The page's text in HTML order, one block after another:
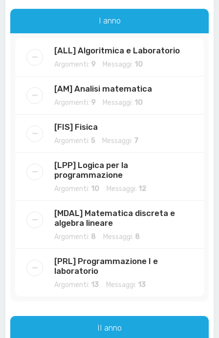
I anno
[ALL] Algoritmica e Laboratorio
Argomenti: 9 Messaggi: 10
[AM] Analisi matematica
Argomenti: 9 Messaggi: 10
[FIS] Fisica
Argomenti: 5 Messaggi: 7
[LPP] Logica per la
programmazione
Argomenti: 10 Messaggi: 12
[MDAL] Matematica discreta e
algebra lineare
Argomenti: 8 Messaggi: 8
[PRL] Programmazione I e
laboratorio
Argomenti: 13 Messaggi: 13
II anno